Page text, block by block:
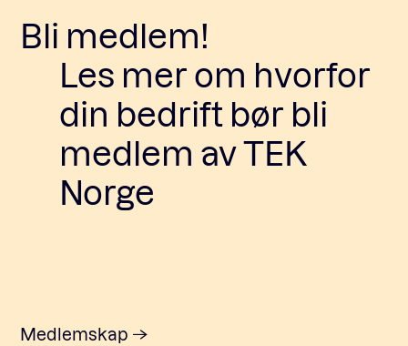
Bli medlem!
Les mer om hvorfor
din bedrift bør bli
medlem av TEK
Norge
Medlemskap